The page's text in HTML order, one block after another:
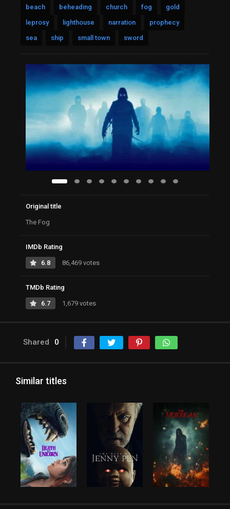
beach beheading church fog
gold
leprosy
lighthouse narration
prophecy
sea
ship small town sword
Original title
The Fog
IMDb Rating
6.8 86,469 votes
TMDb Rating
6.7 1,679 votes
Shared 0
Similar titles